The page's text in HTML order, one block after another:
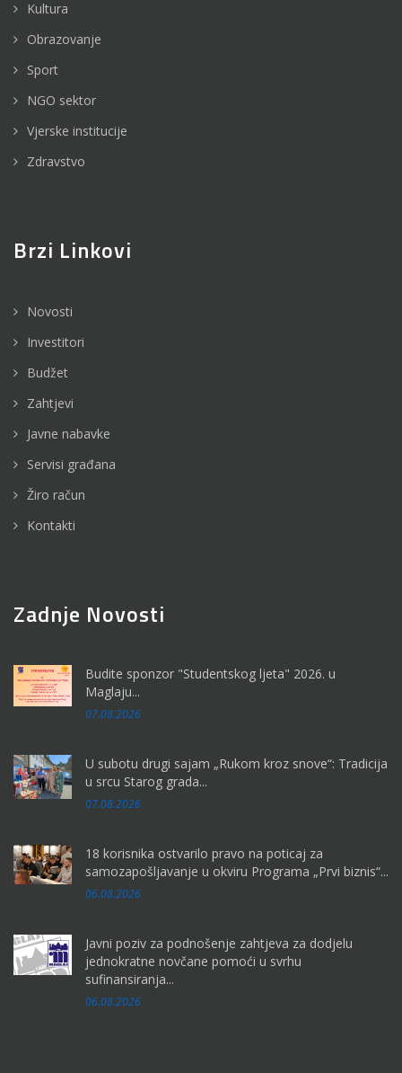
Kultura
Obrazovanje
Sport
NGO sektor
Vjerske institucije
Zdravstvo
Brzi Linkovi
Novosti
Investitori
Budžet
Zahtjevi
Javne nabavke
Servisi građana
Žiro račun
Kontakti
Zadnje Novosti
Budite sponzor "Studentskog ljeta" 2026. u
Maglaju...
07.08.2026
U subotu drugi sajam „Rukom kroz snove“: Tradicija
u srcu Starog grada...
07.08.2026
18 korisnika ostvarilo pravo na poticaj za
samozapošljavanje u okviru Programa „Prvi biznis“...
06.08.2026
Javni poziv za podnošenje zahtjeva za dodjelu
jednokratne novčane pomoći u svrhu
sufinansiranja...
06.08.2026